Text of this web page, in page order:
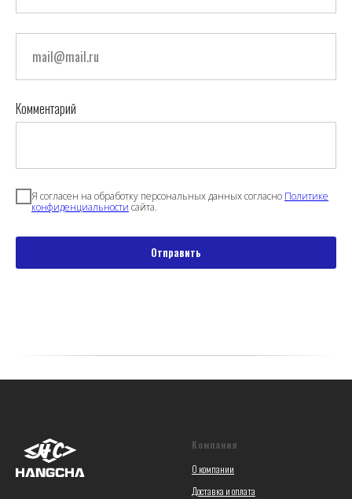
Комментарий
Я согласен на обработку персональных данных согласно Политике
конфиденциальности сайта.
Отправить
Компания
О компании
Доставка и оплата